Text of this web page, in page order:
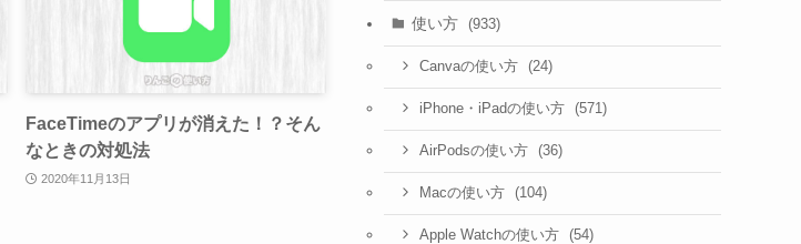
FaceTimeのアプリが消えた！？そん
なときの対処法
2020年11月13日
使い方 (933)
Canvaの使い方 (24)
iPhone・iPadの使い方 (571)
AirPodsの使い方 (36)
Macの使い方 (104)
Apple Watchの使い方 (54)